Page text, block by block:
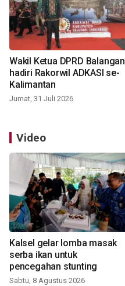
Wakil Ketua DPRD Balangan
hadiri Rakorwil ADKASI se-
Kalimantan
Jumat, 31 Juli 2026
Video
Kalsel gelar lomba masak
serba ikan untuk
pencegahan stunting
Sabtu, 8 Agustus 2026